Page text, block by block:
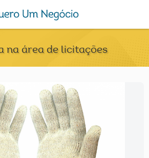
na área de licitações